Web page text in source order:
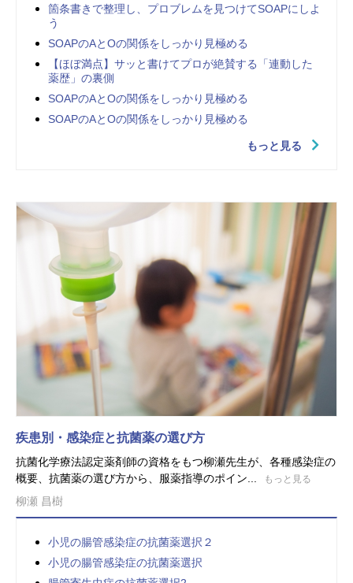
箇条書きで整理し、プロブレムを見つけてSOAPにしよ
う
SOAPのAとOの関係をしっかり見極める
【ほぼ満点】サッと書けてプロが絶賛する「連動した
薬歴」の裏側
SOAPのAとOの関係をしっかり見極める
SOAPのAとOの関係をしっかり見極める
もっと見る
疾患別・感染症と抗菌薬の選び方
抗菌化学療法認定薬剤師の資格をもつ柳瀬先生が、各種感染症の
概要、抗菌薬の選び方から、服薬指導のポイン...
もっと見る
柳瀬 昌樹
小児の腸管感染症の抗菌薬選択２
小児の腸管感染症の抗菌薬選択